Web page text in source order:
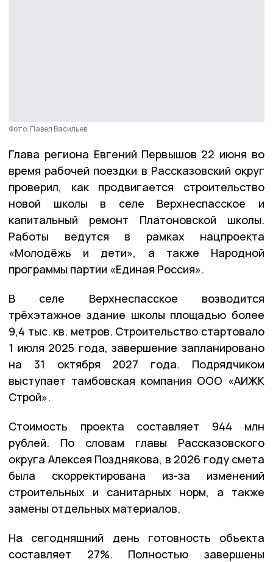
Фото: Павел Васильев
Глава региона Евгений Первышов 22 июня во
время рабочей поездки в Рассказовский округ
проверил, как продвигается строительство
новой школы в селе Верхнеспасское и
капитальный ремонт Платоновской школы.
Работы ведутся в рамках нацпроекта
«Молодёжь и дети», а также Народной
программы партии «Единая Россия».
В селе Верхнеспасское возводится
трёхэтажное здание школы площадью более
9,4 тыс. кв. метров. Строительство стартовало
1 июля 2025 года, завершение запланировано
на 31 октября 2027 года. Подрядчиком
выступает тамбовская компания ООО «АИЖК
Строй».
Стоимость проекта составляет 944 млн
рублей. По словам главы Рассказовского
округа Алексея Позднякова, в 2026 году смета
была скорректирована из-за изменений
строительных и санитарных норм, а также
замены отдельных материалов.
На сегодняшний день готовность объекта
составляет 27%. Полностью завершены